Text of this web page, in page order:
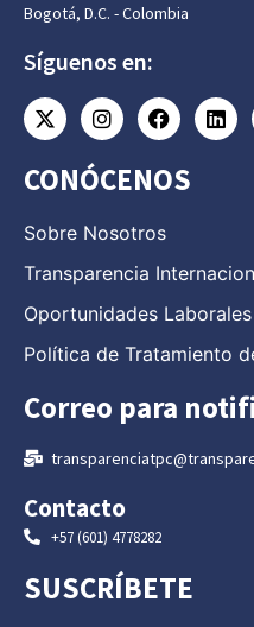
Bogotá, D.C. - Colombia
Síguenos en:
CONÓCENOS
Sobre Nosotros
Transparencia
Oportunidades Laborales
Política de Tratamiento
Correo para
Contacto
+57 (601) 4778282
SUSCRÍBETE